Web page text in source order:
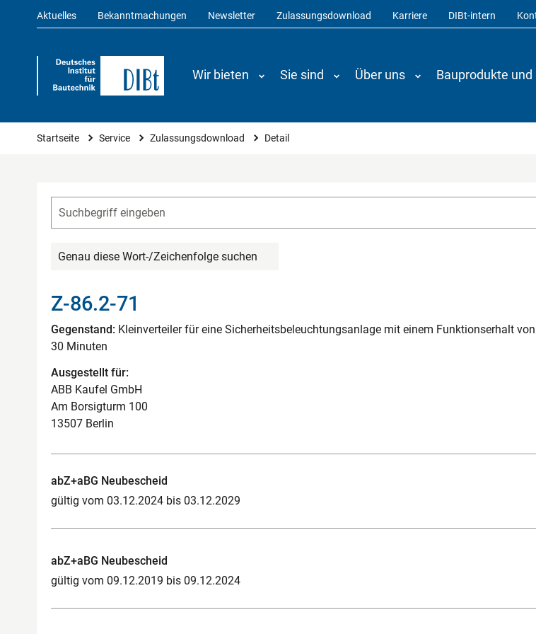
Aktuelles Bekanntmachungen Newsletter Zulassungsdownload Karriere DIBt-intern
Wir bieten Sie sind Über uns Bauprodukte
Sie sind hier
Startseite Service Zulassungsdownload Detail
Genau diese Wort-/Zeichenfolge suchen
Z-86.2-71
Gegenstand: Kleinverteiler für eine Sicherheitsbeleuchtungsanlage mit einem Funktionserhalt
30 Minuten
Ausgestellt für:
ABB Kaufel GmbH
Am Borsigturm 100
13507 Berlin
abZ+aBG Neubescheid
gültig vom 03.12.2024 bis 03.12.2029
abZ+aBG Neubescheid
gültig vom 09.12.2019 bis 09.12.2024